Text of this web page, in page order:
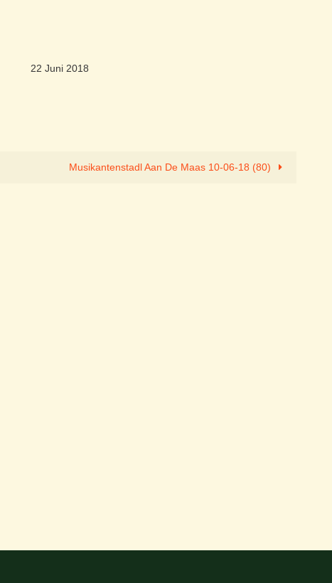
22 Juni 2018
Musikantenstadl Aan De Maas 10-06-18 (80)